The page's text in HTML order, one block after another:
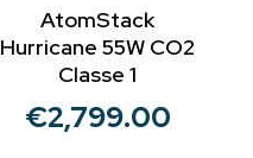
AtomStack
Hurricane 55W CO2
Classe 1
€2,799.00